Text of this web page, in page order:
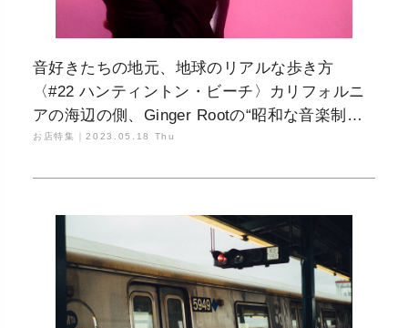
音好きたちの地元、地球のリアルな歩き方
〈#22 ハンティントン・ビーチ〉カリフォルニ
アの海辺の側、Ginger Rootの“昭和な音楽制作
の日々”
お店特集｜2023.05.18 Thu